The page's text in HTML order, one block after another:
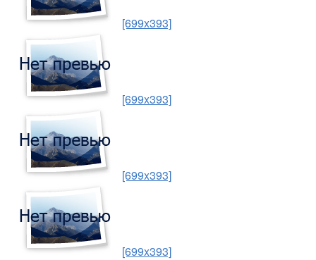
[699x393]
[699x393]
[699x393]
[699x393]